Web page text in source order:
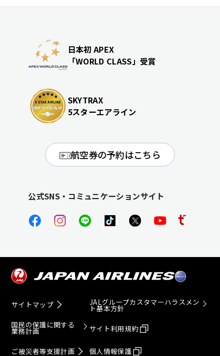
日本初 APEX
「WORLD CLASS」受賞
SKYTRAX
5スターエアライン
航空券の予約はこちら
公式SNS・コミュニケーションサイト
サイトマップ
国民の保護に関する
業務計画
ご被災者等支援計画
JALグループカスタマーハラスメン
ト基本方針
サイト利用規約
個人情報保護